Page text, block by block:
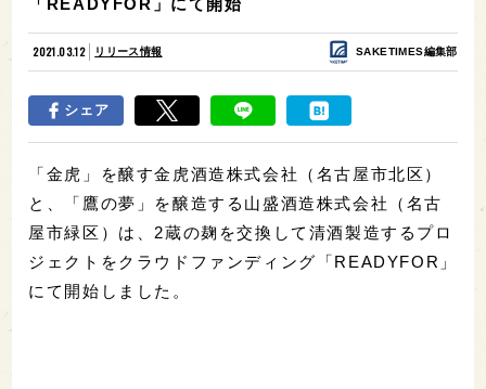
2021.03.12 リリース情報 SAKETIMES編集部
シェア
「金虎」を醸す金虎酒造株式会社（名古屋市北区）
と、「鷹の夢」を醸造する山盛酒造株式会社（名古
屋市緑区）は、2蔵の麹を交換して清酒製造するプロ
ジェクトをクラウドファンディング「READYFOR」
にて開始しました。